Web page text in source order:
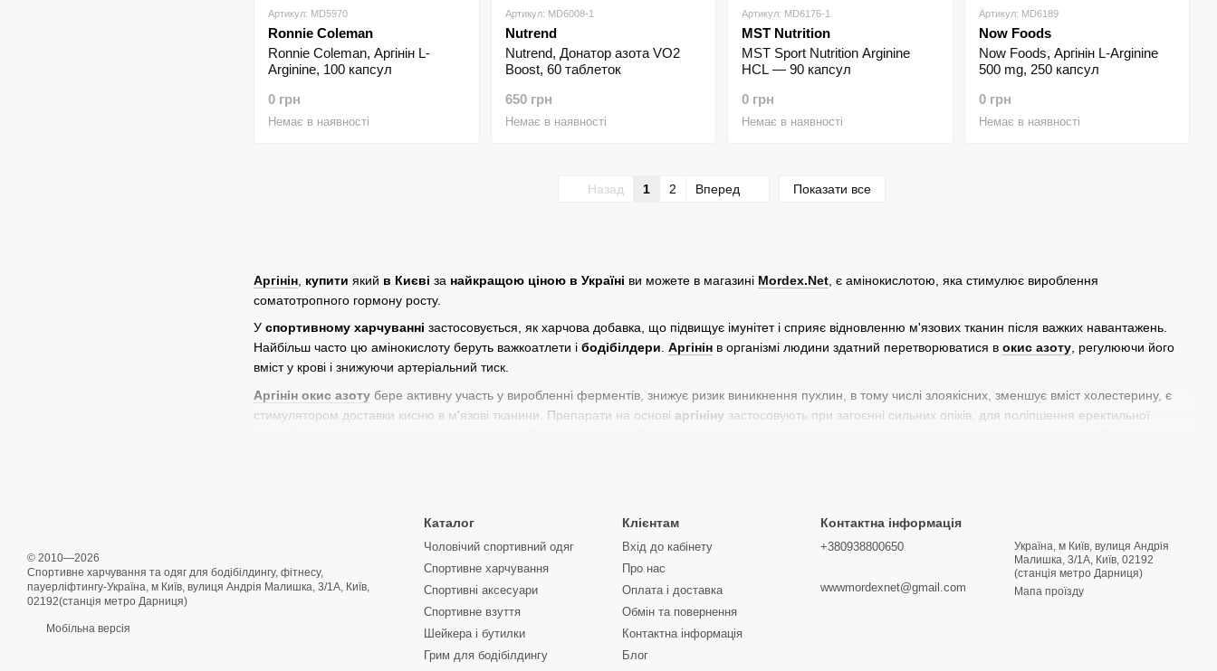
Аргінін купити який в Києві за найкращою ціною в Україні ви можете в магазині Mordex.Net , є амінокислотою, яка стимулює вироблення
соматотропного гормону росту.
У спортивному харчуванні застосовується, як харчова добавка, що підвищує імунітет і сприяє відновленню м'язових тканин після важких навантажень.
Найбільш часто цю амінокислоту беруть важкоатлети і бодібілдери. Аргінін в організмі людини здатний перетворюватися в окис азоту, регулюючи його
вміст у крові і знижуючи артеріальний тиск.
Аргінін окис азоту бере активну участь у виробленні ферментів, знижує ризик виникнення пухлин, в тому числі злоякісних, зменшує вміст холестерину, є
стимулятором доставки кисню в м'язові тканини. Препарати на основі аргініну застосовують при загоєнні сильних опіків, для поліпшення еректильної
спортсменами. Випускається він у вигляді окремого препарату, або в якості інгредієнта в складі різних комплексів, які застосовують для підтримки м'язів і
Спортивне харчування на основіаргініну окис азоту
має такі властивості:
Стабілізує рівень холестерину, що знижує ризик виникнення атеросклерозу;
Робить позитивний вплив на чоловічі статеві органи;
Артикул: MD5970
Ronnie Coleman
Ronnie Coleman, Аргінін L-
Arginine, 100 капсул
0 грн
Немає в наявності
Артикул: MD6008-1
Nutrend
Nutrend, Донатор азота VO2
Boost, 60 таблеток
650 грн
Немає в наявності
Артикул: MD6176-1
MST Nutrition
MST Sport Nutrition Arginine
HCL — 90 капсул
0 грн
Немає в наявності
Артикул: MD6189
Now Foods
Now Foods, Аргінін L-Arginine
500 mg, 250 капсул
0 грн
Немає в наявності
Назад 1 2 Вперед Показати все
© 2010—2026
Спортивне харчування та одяг для бодібілдингу, фітнесу,
пауерліфтингу-Україна, м Київ, вулиця Андрія Малишка, 3/1А, Київ,
02192(станція метро Дарниця)
Мобільна версія
Каталог
Чоловічий спортивний одяг
Спортивне харчування
Спортивні аксесуари
Спортивне взуття
Шейкера і бутилки
Грим для бодібілдингу
Клієнтам
Вхід до кабінету
Про нас
Оплата і доставка
Обмін та повернення
Контактна інформація
Блог
Контактна інформація
+380938800650
wwwmordexnet@gmail.com
Україна, м Київ, вулиця Андрія
Малишка, 3/1А, Київ, 02192
(станція метро Дарниця)
Мапа проїзду